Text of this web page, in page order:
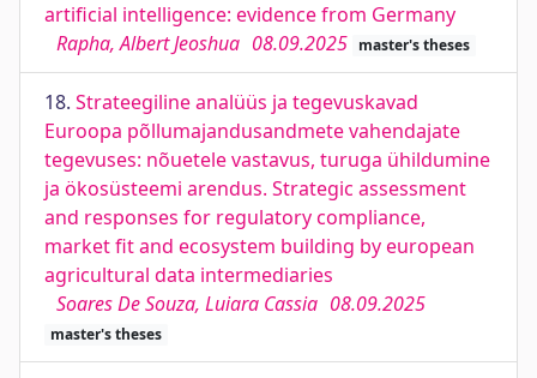
artificial intelligence: evidence from Germany
Rapha, Albert Jeoshua 08.09.2025 master's theses
18. Strateegiline analüüs ja tegevuskavad
Euroopa põllumajandusandmete vahendajate
tegevuses: nõuetele vastavus, turuga ühildumine
ja ökosüsteemi arendus. Strategic assessment
and responses for regulatory compliance,
market fit and ecosystem building by european
agricultural data intermediaries
Soares De Souza, Luiara Cassia 08.09.2025
master's theses